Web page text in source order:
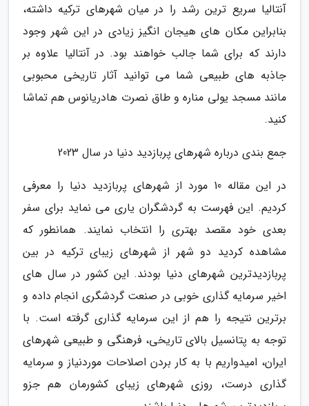
آنتالیا سریع ترین رشد را در میان شهرهای ترکیه داشته،
بنابراین مکان های هیجان انگیز زیادی در این شهر وجود
دارند که برای شما جالب خواهند بود. در آنتالیا علاوه بر
جاذبه های طبیعی شما می توانید آثار تاریخی محبوبی
مانند مسجد یولی مناره و طاق نصرت هادریانوس هم تماشا
کنید.
جمع بندی درباره شهرهای پربازدید دنیا در سال 2023
در این مقاله 10 مورد از شهرهای پربازدید دنیا را معرفی
کردیم. این فهرست به گردشگران یاری می نماید برای سفر
بعدی خود مقصد بهتری را انتخاب نمایند. همانطور که
مشاهده کردید دو شهر از شهرهای زیبای ترکیه در بین
پربازدیدترین شهرهای دنیا بودند. این کشور در سال های
اخیر سرمایه گذاری خوبی در صنعت گردشگری انجام داده و
برترین نتیجه را هم از این سرمایه گذاری گرفته است. با
توجه به پتانسیل بالای تاریخی، فرهنگی و طبیعی شهرهای
ایران، امیدواریم با به کار بردن اصلاحات موردنیاز و سرمایه
گذاری درست، روزی شهرهای زیبای کشورمان هم جزو